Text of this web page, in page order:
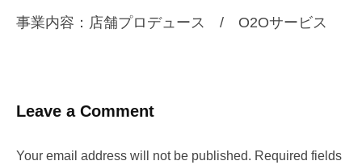
事業内容：店舗プロデュース / O2Oサービス
Leave a Comment
Your email address will not be published. Required fields